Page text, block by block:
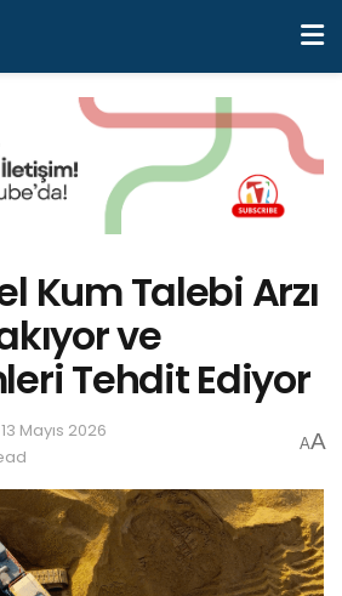
Kum Talebi Arzı
ve
Tehdit Ediyor
13 Mayıs 2026
AA